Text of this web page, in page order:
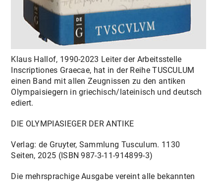
Klaus Hallof, 1990-2023 Leiter der Arbeitsstelle
Inscriptiones Graecae, hat in der Reihe TUSCULUM
einen Band mit allen Zeugnissen zu den antiken
Olympaisiegern in griechisch/lateinisch und deutsch
ediert.
DIE OLYMPIASIEGER DER ANTIKE
Verlag: de Gruyter, Sammlung Tusculum. 1130
Seiten, 2025 (ISBN 987-3-11-914899-3)
Die mehrsprachige Ausgabe vereint alle bekannten